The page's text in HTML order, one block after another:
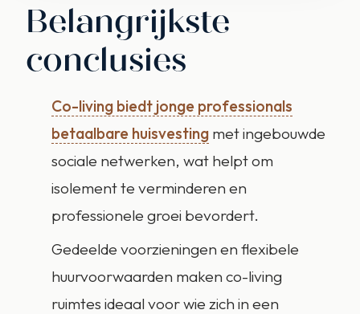
Belangrijkste
conclusies
Co-living biedt jonge professionals
betaalbare huisvesting met ingebouwde
sociale netwerken, wat helpt om
isolement te verminderen en
professionele groei bevordert.
Gedeelde voorzieningen en flexibele
huurvoorwaarden maken co-living
ruimtes ideaal voor wie zich in een